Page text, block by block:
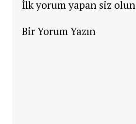
İlk yorum yapan siz olun
Bir Yorum Yazın